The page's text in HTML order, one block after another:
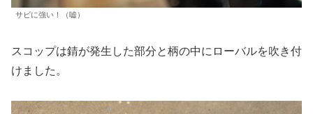
サビに強い！（嘘）
スコップは錆が発生した部分と柄の中にローバルを吹き付
けました。